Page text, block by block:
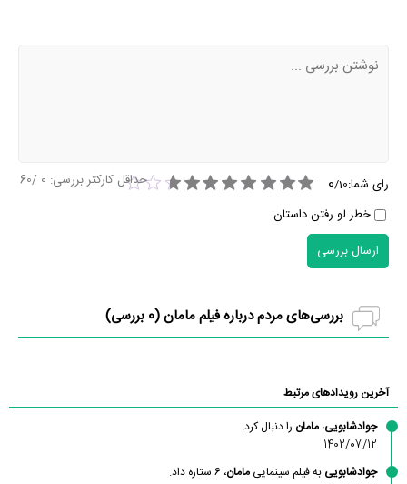
رای شما: 0/10
خطر لو رفتن داستان
حداقل کارکتر بررسی: 0
/60
ارسال بررسی
بررسی‌های مردم درباره فیلم مامان (0 بررسی)
آخرین رویدادهای مرتبط
جوادشابویی، مامان را دنبال کرد.
1402/07/12
جوادشابویی به فیلم سینمایی مامان، 6 ستاره داد.